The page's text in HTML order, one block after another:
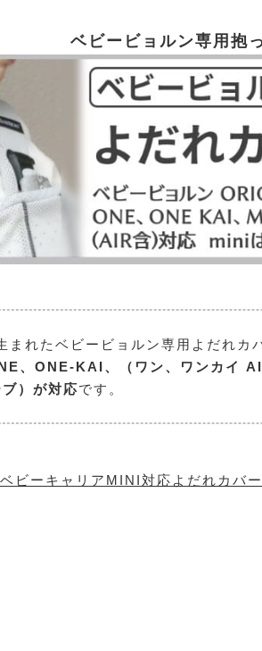
ベビービョルン専用 抱
まれたベビービョルン専用よだれカ
、ONE-KAI、（ワン、ワンカイ
）が対応です。
ビーキャリアMINI対応よだれカバ